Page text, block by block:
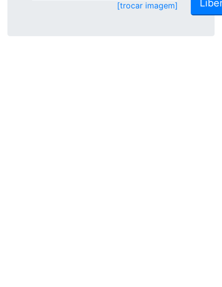
[trocar imagem]